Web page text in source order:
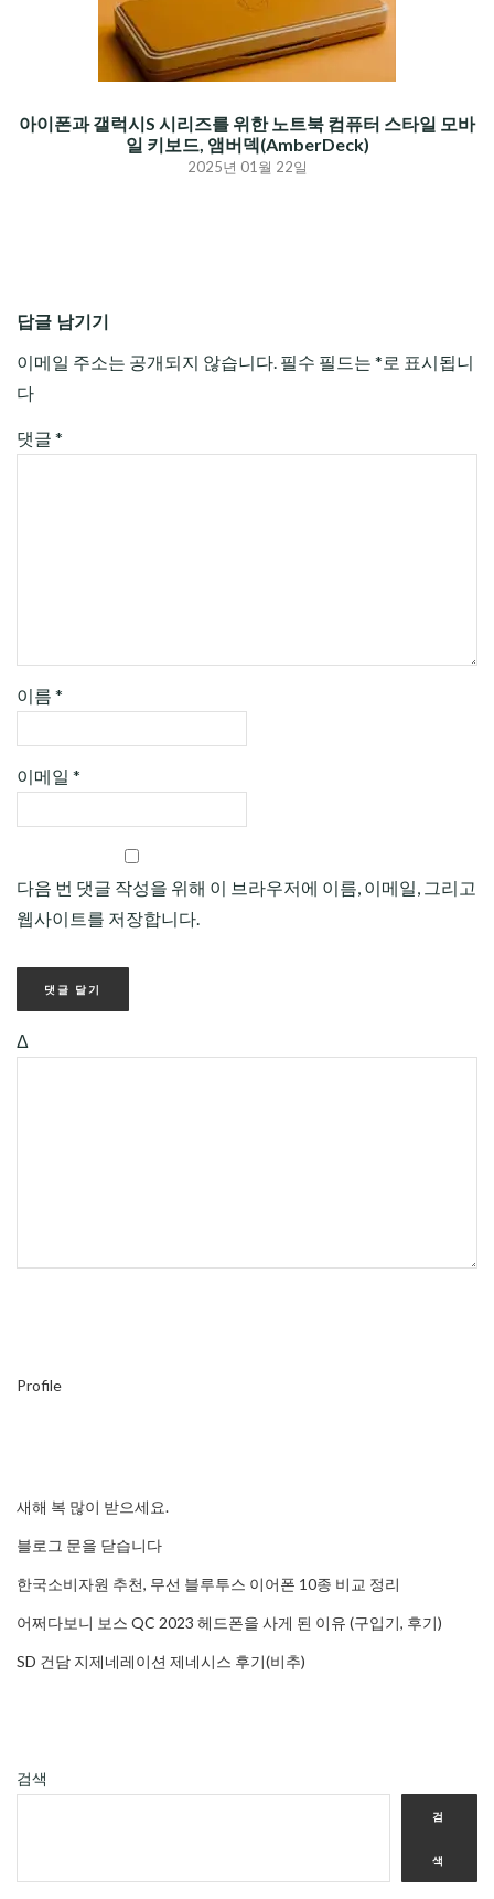
아이폰과 갤럭시S 시리즈를 위한 노트북 컴퓨터 스타일 모바
일 키보드, 앰버덱(AmberDeck)
2025년 01월 22일
답글 남기기
이메일 주소는 공개되지 않습니다. 필수 필드는 * 로 표시됩니
다
댓글 *
이름 *
이메일 *
다음 번 댓글 작성을 위해 이 브라우저에 이름, 이메일, 그리고
웹사이트를 저장합니다.
Δ
Profile
새해 복 많이 받으세요.
블로그 문을 닫습니다
한국소비자원 추천, 무선 블루투스 이어폰 10종 비교 정리
어쩌다보니 보스 QC 2023 헤드폰을 사게 된 이유 (구입기, 후기)
SD 건담 지제네레이션 제네시스 후기(비추)
검색
검
색